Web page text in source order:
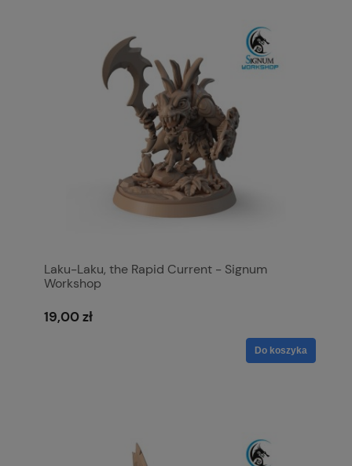
Laku-Laku, the Rapid Current - Signum
Workshop
19,00 zł
Do koszyka